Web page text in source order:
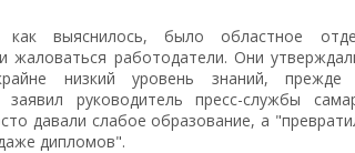
выяснилось, было областное
жаловаться работодатели. Они
низкий уровень знаний, прежде
руководитель пресс-службы
давали слабое образование, а
дипломов".